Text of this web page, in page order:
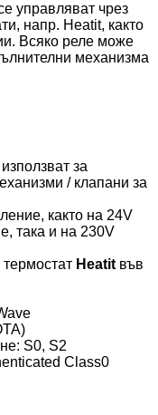
управляват чрез
напр. Heatit, както
Всяко реле може
механизма
за
/ клапани за
както на 24V
така и на 230V
Heatit във
S0, S2
Class0